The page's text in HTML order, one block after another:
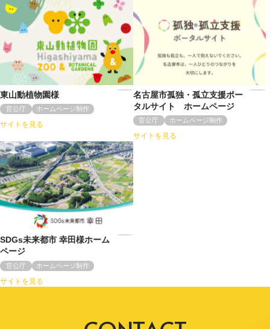
東山動植物園様
官公庁 ホームページ制作
サイトを見る
名古屋市孤独・孤立支援ポー
タルサイト ホームページ
官公庁 ホームページ制作
サイトを見る
SDGs未来都市 幸田様ホーム
ページ
官公庁 ホームページ制作
サイトを見る